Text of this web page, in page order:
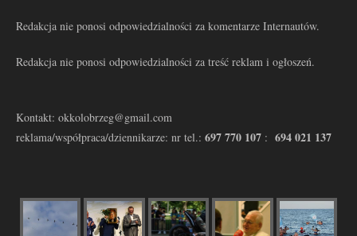
Redakcja nie ponosi odpowiedzialności za komentarze Internautów.
Redakcja nie ponosi odpowiedzialności za treść reklam i ogłoszeń.
Kontakt: okkolobrzeg@gmail.com
reklama/współpraca/dziennikarze: nr tel.: 697 770 107 : 694 021 137